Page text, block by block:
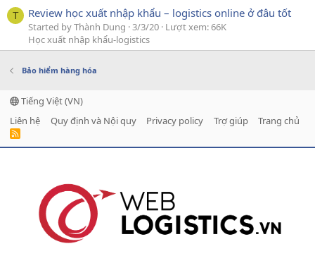
T Review học xuất nhập khẩu – logistics online ở đâu tốt
Started by Thành Dung 3/3/20 Lượt xem: 66K
Học xuất nhập khẩu-logistics
Bảo hiểm hàng hóa
Tiếng Việt (VN)
Liên hệ
Quy định và Nội quy Privacy policy Trợ giúp Trang chủ
R